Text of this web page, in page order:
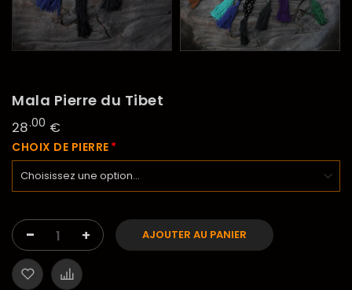
Mala Pierre du Tibet
28.00 €
CHOIX DE PIERRE
- + AJOUTER AU PANIER